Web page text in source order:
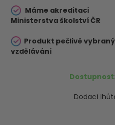
Máme akreditaci
Ministerstva školství ČR
Produkt pečlivě
vzdělávání
Dostupnost:
Dodací